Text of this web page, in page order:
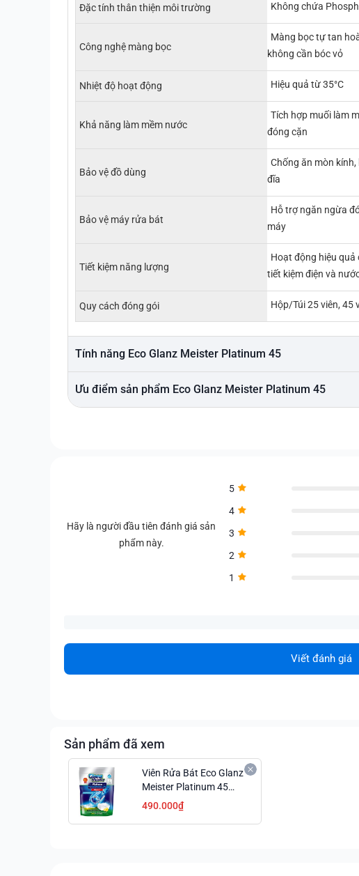
Đặc tính thân thiện môi trường Không chứa
Công nghệ màng bọc
Màng bọc tự tan
không cần bóc vỏ
Nhiệt độ hoạt động Hiệu quả từ 35°C
Khả năng làm mềm nước
Tích hợp muối làm
đóng cặn
Bảo vệ đồ dùng
Chống ăn mòn
đĩa
Bảo vệ máy rửa bát
Hỗ trợ ngăn ngừa
máy
Tiết kiệm năng lượng
Hoạt động hiệu quả
tiết kiệm điện và
Quy cách đóng gói Hộp/Túi 25 viên, 45
Tính năng Eco Glanz Meister Platinum 45
Ưu điểm sản phẩm Eco Glanz Meister Platinum 45
Hãy là người đầu tiên đánh giá sản
phẩm này.
5
4
3
2
1
Viết đánh giá
Sản phẩm đã xem
Viên Rửa Bát Eco Glanz
Meister Platinum 45
Viên Sạch Chuẩn Giá
490.000₫